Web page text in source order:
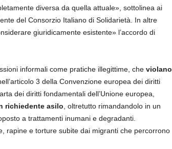
diversa da quella attuale», sottolinea ai
del Consorzio Italiano di Solidarietà. In altre
giuridicamente esistente» l’accordo di
informali come pratiche illegittime, che violano
3 della Convenzione europea dei diritti
dei diritti fondamentali dell’Unione europea,
richiedente asilo , oltretutto rimandandolo in un
a trattamenti inumani e degradanti.
rapine e torture subite dai migranti che percorrono